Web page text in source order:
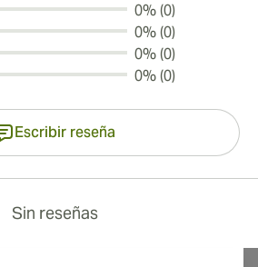
0% (0)
0% (0)
0% (0)
0% (0)
Escribir reseña
Sin reseñas